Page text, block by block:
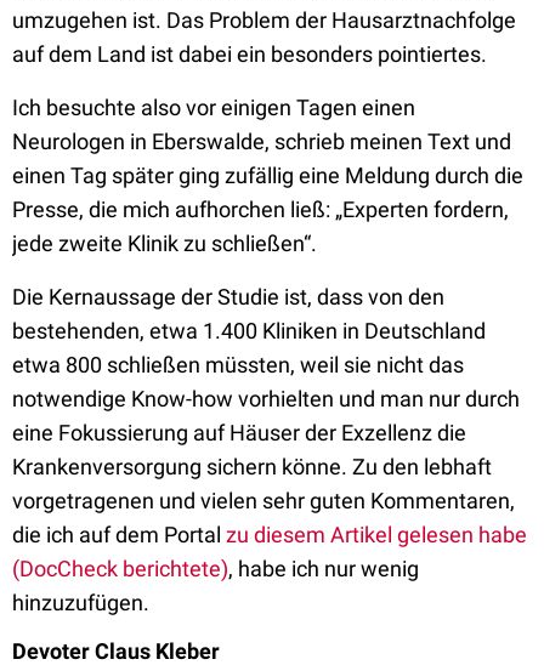
umzugehen ist. Das Problem der Hausarztnachfolge
auf dem Land ist dabei ein besonders pointiertes.
Ich besuchte also vor einigen Tagen einen
Neurologen in Eberswalde, schrieb meinen Text und
einen Tag später ging zufällig eine Meldung durch die
Presse, die mich aufhorchen ließ: „Experten fordern,
jede zweite Klinik zu schließen“.
Die Kernaussage der Studie ist, dass von den
bestehenden, etwa 1.400 Kliniken in Deutschland
etwa 800 schließen müssten, weil sie nicht das
notwendige Know-how vorhielten und man nur durch
eine Fokussierung auf Häuser der Exzellenz die
Krankenversorgung sichern könne. Zu den lebhaft
vorgetragenen und vielen sehr guten Kommentaren,
die ich auf dem Portal zu diesem Artikel gelesen habe
(DocCheck berichtete), habe ich nur wenig
hinzuzufügen.
Devoter Claus Kleber